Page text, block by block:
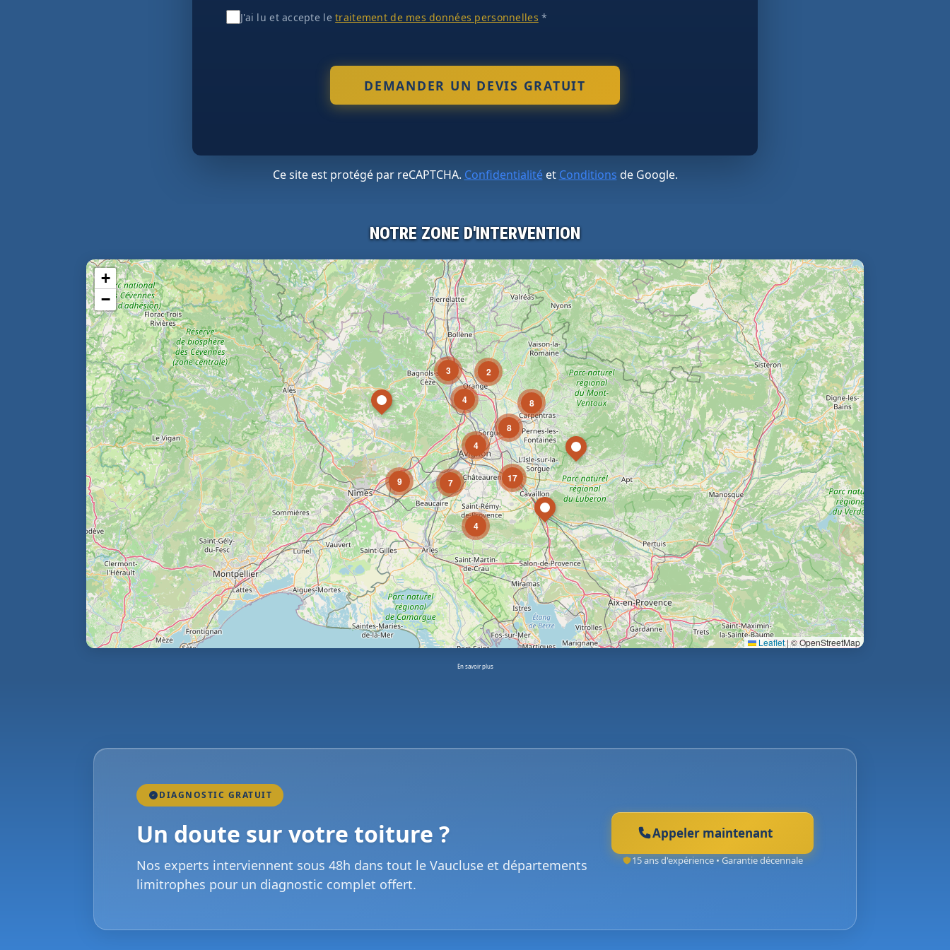
J'ai lu et accepte letraitement de mes données personnelles *
Ce site est protégé par reCAPTCHA. Confidentialitéet Conditions de Google.
NOTRE ZONE D'INTERVENTION
3
4
9 7
2
4
4
17
8
8
+
−
Leaflet|© OpenStreetMap
En savoir plus
DIAGNOSTIC GRATUIT
Un doute sur votre toiture ?
Nos experts interviennent sous 48h dans tout le Vaucluse et départements
limitrophes pour un diagnostic complet offert.
Appeler maintenant
15 ans d'expérience • Garantie décennale